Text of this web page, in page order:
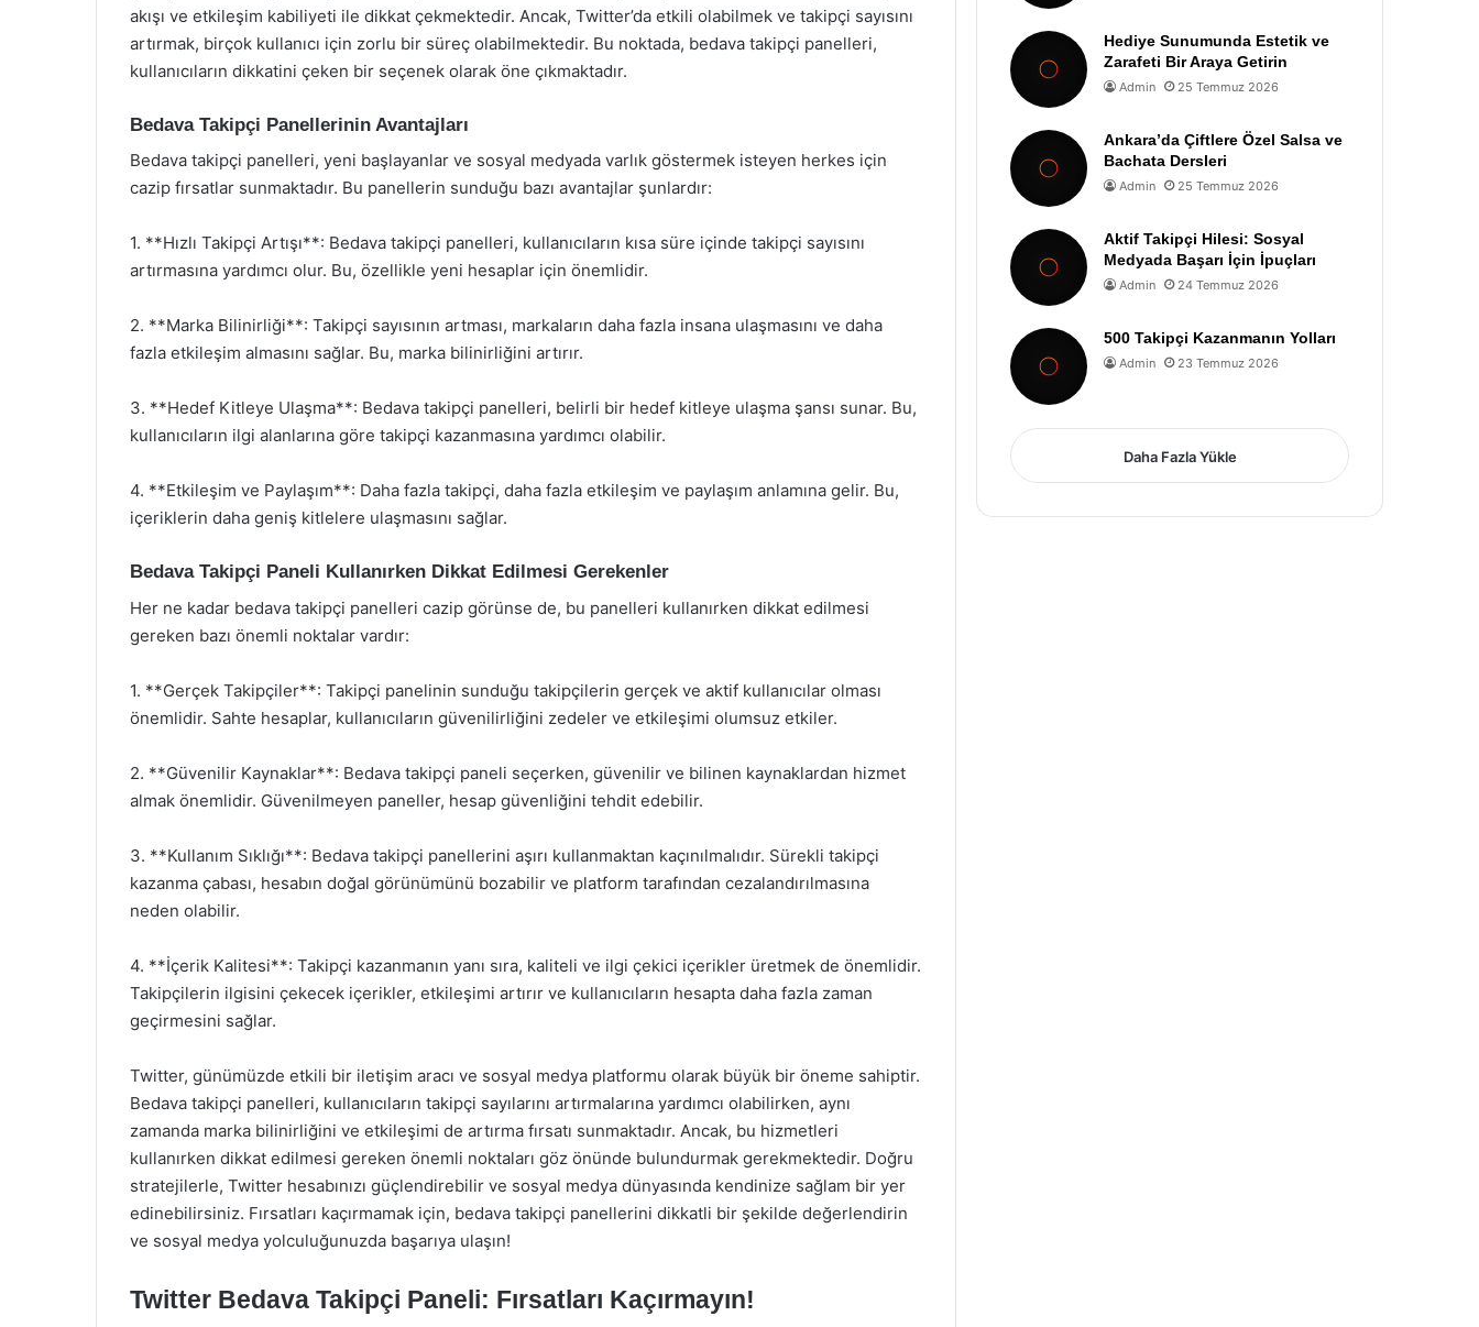
akışı ve etkileşim kabiliyeti ile dikkat çekmektedir. Ancak, Twitter’da etkili olabilmek ve takipçi sayısını
artırmak, birçok kullanıcı için zorlu bir süreç olabilmektedir. Bu noktada, bedava takipçi panelleri,
kullanıcıların dikkatini çeken bir seçenek olarak öne çıkmaktadır.
Bedava Takipçi Panellerinin Avantajları
Bedava takipçi panelleri, yeni başlayanlar ve sosyal medyada varlık göstermek isteyen herkes için
cazip fırsatlar sunmaktadır. Bu panellerin sunduğu bazı avantajlar şunlardır:
1. **Hızlı Takipçi Artışı**: Bedava takipçi panelleri, kullanıcıların kısa süre içinde takipçi sayısını
artırmasına yardımcı olur. Bu, özellikle yeni hesaplar için önemlidir.
2. **Marka Bilinirliği**: Takipçi sayısının artması, markaların daha fazla insana ulaşmasını ve daha
fazla etkileşim almasını sağlar. Bu, marka bilinirliğini artırır.
3. **Hedef Kitleye Ulaşma**: Bedava takipçi panelleri, belirli bir hedef kitleye ulaşma şansı sunar. Bu,
kullanıcıların ilgi alanlarına göre takipçi kazanmasına yardımcı olabilir.
4. **Etkileşim ve Paylaşım**: Daha fazla takipçi, daha fazla etkileşim ve paylaşım anlamına gelir. Bu,
içeriklerin daha geniş kitlelere ulaşmasını sağlar.
Bedava Takipçi Paneli Kullanırken Dikkat Edilmesi Gerekenler
Her ne kadar bedava takipçi panelleri cazip görünse de, bu panelleri kullanırken dikkat edilmesi
gereken bazı önemli noktalar vardır:
1. **Gerçek Takipçiler**: Takipçi panelinin sunduğu takipçilerin gerçek ve aktif kullanıcılar olması
önemlidir. Sahte hesaplar, kullanıcıların güvenilirliğini zedeler ve etkileşimi olumsuz etkiler.
2. **Güvenilir Kaynaklar**: Bedava takipçi paneli seçerken, güvenilir ve bilinen kaynaklardan hizmet
almak önemlidir. Güvenilmeyen paneller, hesap güvenliğini tehdit edebilir.
3. **Kullanım Sıklığı**: Bedava takipçi panellerini aşırı kullanmaktan kaçınılmalıdır. Sürekli takipçi
kazanma çabası, hesabın doğal görünümünü bozabilir ve platform tarafından cezalandırılmasına
neden olabilir.
4. **İçerik Kalitesi**: Takipçi kazanmanın yanı sıra, kaliteli ve ilgi çekici içerikler üretmek de önemlidir.
Takipçilerin ilgisini çekecek içerikler, etkileşimi artırır ve kullanıcıların hesapta daha fazla zaman
geçirmesini sağlar.
Twitter, günümüzde etkili bir iletişim aracı ve sosyal medya platformu olarak büyük bir öneme sahiptir.
Bedava takipçi panelleri, kullanıcıların takipçi sayılarını artırmalarına yardımcı olabilirken, aynı
zamanda marka bilinirliğini ve etkileşimi de artırma fırsatı sunmaktadır. Ancak, bu hizmetleri
kullanırken dikkat edilmesi gereken önemli noktaları göz önünde bulundurmak gerekmektedir. Doğru
stratejilerle, Twitter hesabınızı güçlendirebilir ve sosyal medya dünyasında kendinize sağlam bir yer
edinebilirsiniz. Fırsatları kaçırmamak için, bedava takipçi panellerini dikkatli bir şekilde değerlendirin
ve sosyal medya yolculuğunuzda başarıya ulaşın!
Twitter Bedava Takipçi Paneli: Fırsatları Kaçırmayın!
Hediye Sunumunda Estetik ve
Zarafeti Bir Araya Getirin
Admin 25 Temmuz 2026
Ankara’da Çiftlere Özel Salsa ve
Bachata Dersleri
Admin 25 Temmuz 2026
Aktif Takipçi Hilesi: Sosyal
Medyada Başarı İçin İpuçları
Admin 24 Temmuz 2026
500 Takipçi Kazanmanın Yolları
Admin 23 Temmuz 2026
Daha Fazla Yükle